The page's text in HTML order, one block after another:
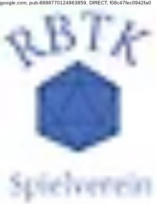
google.com, pub-8888770124963859, DIRECT, f08c47fec0942fa0